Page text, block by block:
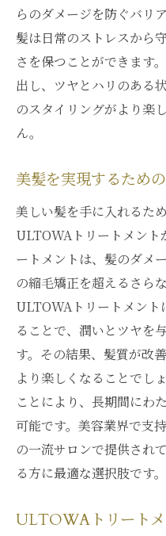
らのダメージを防ぐバリ
髪は日常のストレスから
さを保つことができます
出し、ツヤとハリのある
のスタイリングがより楽
ん。
美髪を実現するため
美しい髪を手に入れるた
ULTOWAトリートメント
ートメントは、髪のダメ
の縮毛矯正を超えるさら
ULTOWAトリートメント
ることで、潤いとツヤを
す。その結果、髪質が改
より楽しくなることでし
ことにより、長期間にわ
可能です。美容業界で支
の一流サロンで提供され
る方に最適な選択肢です。
ULTOWAトリート